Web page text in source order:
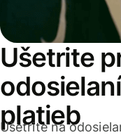
Ušetrite
platieb
Ušetrite na